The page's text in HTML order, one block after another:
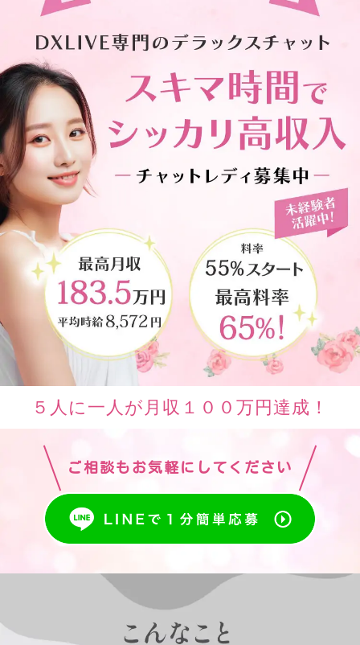
５人に一人が月収１００万円達成！
ご相談もお気軽にしてください